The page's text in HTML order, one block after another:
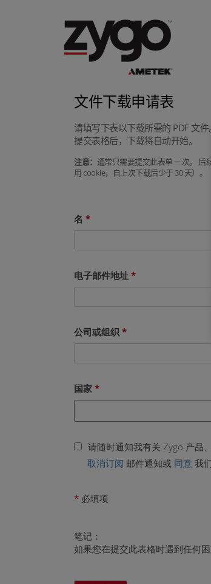
文件下载申请表
请填写下表以下载所需的 PDF 文件
提交表格后，下载将自动开始。
注意： 通常只需要提交此表单 一次。 后
用 cookie，自上次下载后少于 30 天）。